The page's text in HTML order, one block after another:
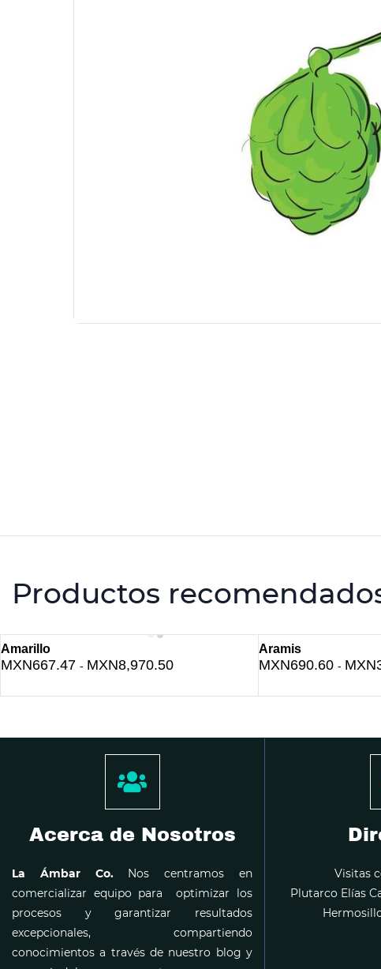
Productos
Amarillo
MXN667.47- MXN8,970.50
Aramis
MXN690.60-
Acerca de Nosotros
La Ámbar Co. Nos centramos en
comercializar equipo para optimizar los
procesos y garantizar resultados
excepcionales, compartiendo
conocimientos a través de nuestro blog y
Visitas
Plutarco Elías